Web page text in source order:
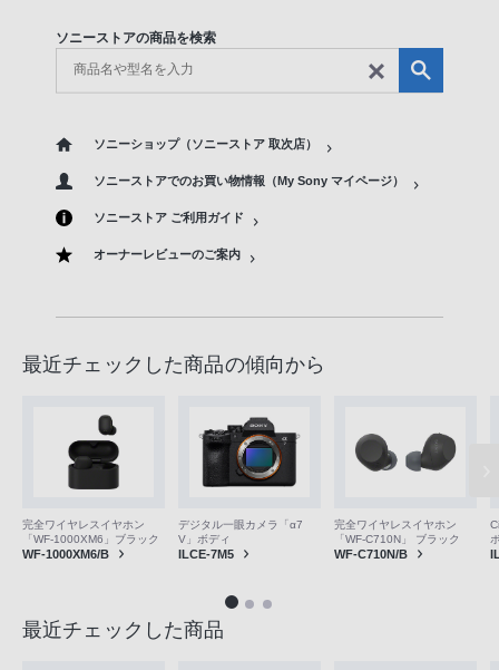
ソニーストアの商品を検索
ソニーショップ（ソニーストア 取次店）
ソニーストアでのお買い物情報（My Sony マイページ）
ソニーストア ご利用ガイド
オーナーレビューのご案内
最近チェックした商品の傾向から
完全ワイヤレスイヤホン
「WF-1000XM6」ブラック
WF-1000XM6/B
デジタル一眼カメラ「α7
V」ボディ
ILCE-7M5
完全ワイヤレスイヤホン
「WF-C710N」 ブラック
WF-C710N/B
最近チェックした商品